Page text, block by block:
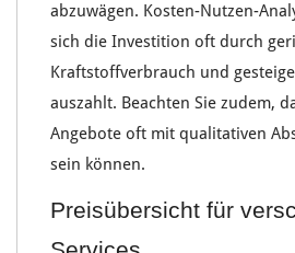
abzuwägen. Kosten-Nutzen-
sich die Investition oft durch
Kraftstoffverbrauch und
auszahlt. Beachten Sie zudem,
Angebote oft mit qualitativen
sein können.
Preisübersicht für